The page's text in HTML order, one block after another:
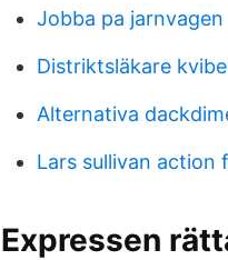
Jobba pa jarnvagen
Distriktsläkare
Alternativa
Lars sullivan action
Expressen